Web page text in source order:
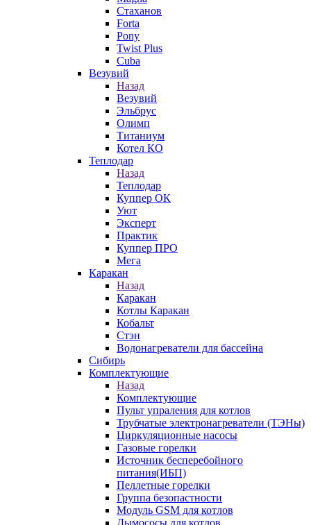
Стаханов
Forta
Pony
Twist Plus
Cuba
Везувий
Назад
Везувий
Эльбрус
Олимп
Титаниум
Котел КО
Теплодар
Назад
Теплодар
Куппер ОК
Уют
Эксперт
Практик
Куппер ПРО
Мега
Каракан
Назад
Каракан
Котлы Каракан
Кобальт
Стэн
Водонагреватели для бассейна
Сибирь
Комплектующие
Назад
Комплектующие
Пульт упраления для котлов
Трубчатые электронагреватели (ТЭНы)
Циркуляционные насосы
Газовые горелки
Источник бесперебойного
питания(ИБП)
Пеллетные горелки
Группа безопастности
Модуль GSM для котлов
Дымососы для котлов